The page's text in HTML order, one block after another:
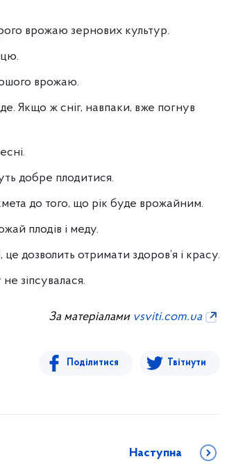
врожаю зернових культур.
врожаю.
Якщо ж сніг, навпаки, вже погнув
добре плодитися.
до того, що рік буде врожайним.
плодів і меду.
дозволить отримати здоров’я і красу.
зіпсувалася.
За матеріалами vsviti.com.ua
Поділитися Твітнути
Наступна